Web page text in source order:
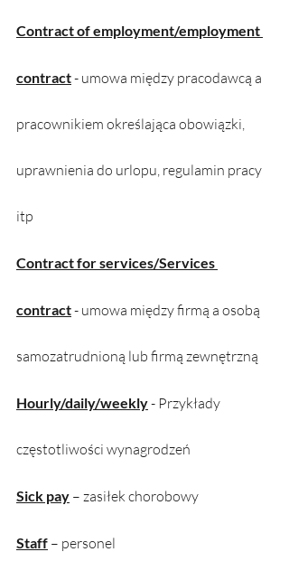
Contract of employment/employment
contract - umowa między pracodawcą a
pracownikiem określająca obowiązki,
uprawnienia do urlopu, regulamin pracy
itp
Contract for services/Services
contract - umowa między firmą a osobą
samozatrudnioną lub firmą zewnętrzną
Hourly/daily/weekly - Przykłady
częstotliwości wynagrodzeń
Sick pay – zasiłek chorobowy
Staff – personel